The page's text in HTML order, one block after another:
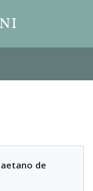
de